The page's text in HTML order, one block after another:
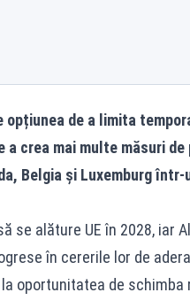
opțiunea de a limita
a crea mai multe măsuri
Belgia și Luxemburg
se alăture UE în 2028, iar
în cererile lor de
oportunitatea de schimba